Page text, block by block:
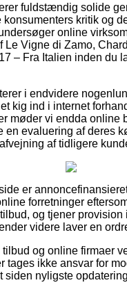
fuldstændig solide
kritik og
online
Le Vigne di Zamo,
– Fra Italien inden du
i endvidere
kig ind i internet
møder vi endda online
en evaluering af deres
af tidligere
er
forretninger
og tjener provision
videre laver en
og online firmaer
tages ikke ansvar for
siden nyligste